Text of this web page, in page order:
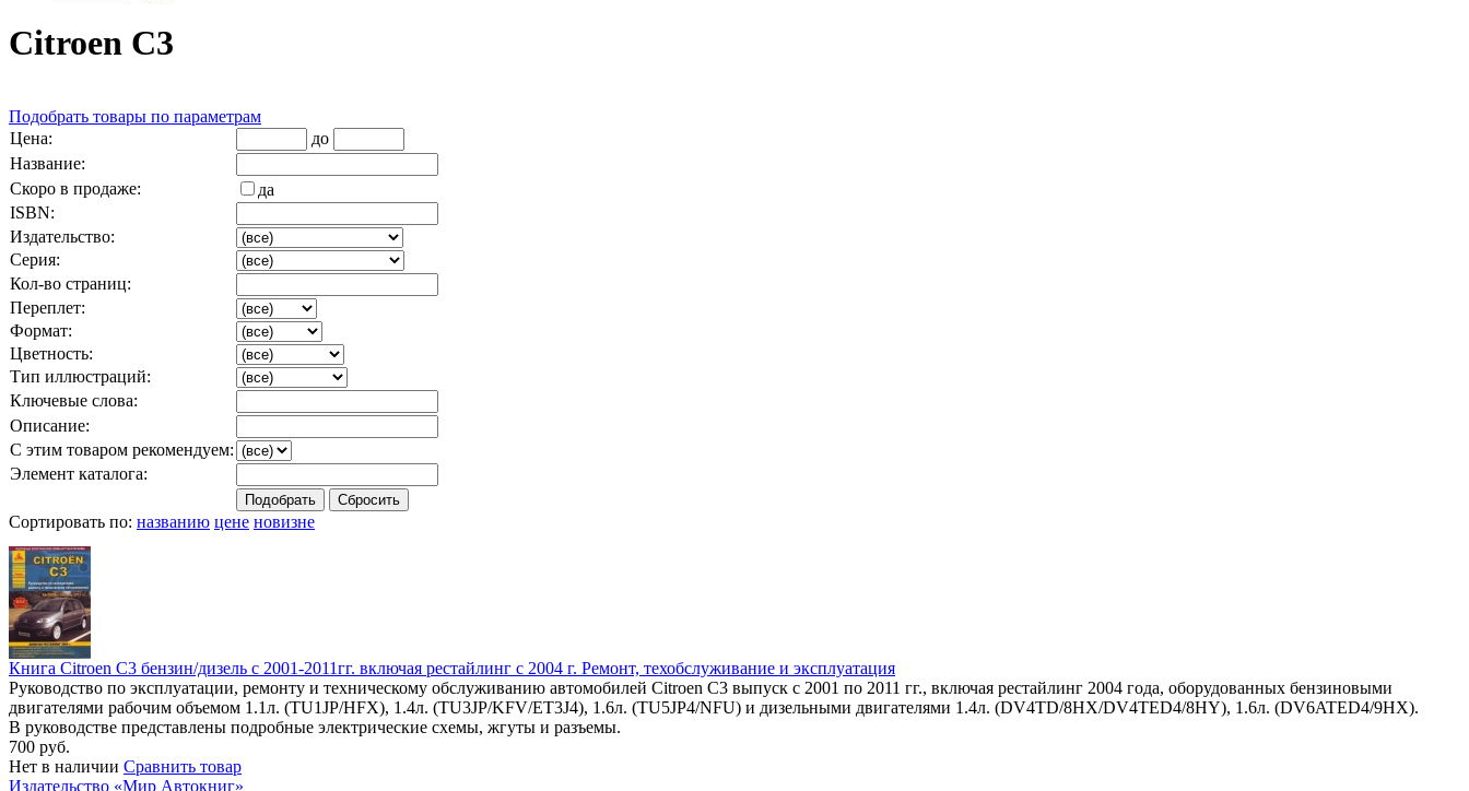
Citroen C3
Подобрать товары по параметрам
Цена:
до
Название:
Скоро в продаже:
да
ISBN:
Издательство:
Серия:
Кол-во страниц:
Переплет:
Формат:
Цветность:
Тип иллюстраций:
Ключевые слова:
Описание:
С этим товаром рекомендуем:
Элемент каталога:
Сортировать по: названию цене новизне
Книга Citroen C3 бензин/дизель c 2001-2011гг. включая рестайлинг с 2004 г. Ремонт, техобслуживание и эксплуатация
Руководство по эксплуатации, ремонту и техническому обслуживанию автомобилей Citroen C3 выпуск с 2001 по 2011 гг., включая рестайлинг 2004 года, оборудованных бензиновыми
двигателями рабочим объемом 1.1л. (TU1JP/HFX), 1.4л. (TU3JP/KFV/ET3J4), 1.6л. (TU5JP4/NFU) и дизельными двигателями 1.4л. (DV4TD/8HX/DV4TED4/8HY), 1.6л. (DV6ATED4/9HX).
В руководстве представлены подробные электрические схемы, жгуты и разъемы.
700 руб.
Нет в наличии Сравнить товар
Издательство «Мир Автокниг»